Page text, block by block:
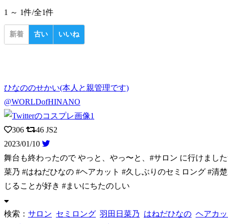
1 ～ 1件/全1件
新着 古い いいね
ひなののせかい(本人と親管理です)
@WORLDofHINANO
306 46 JS2
2023/01/10
舞台も終わったので やっと、やっ〜と、#サロン に行けまし
菜乃 #はねだひなの #ヘアカット #久しぶりのセミロング #清
じることが好き #まいにちたのしい
検索： サロン セミロング 羽田日菜乃 はねだひなの ヘアカッ